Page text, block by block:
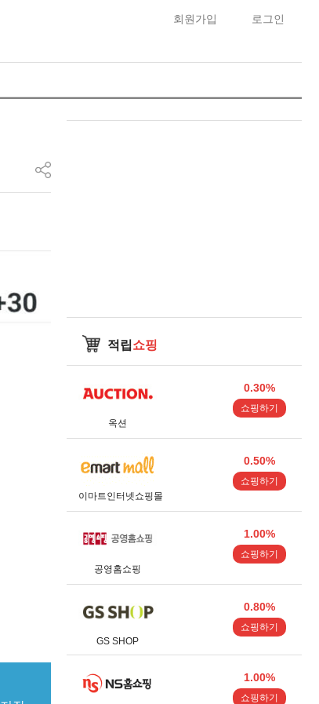
회원가입 로그인
적립쇼핑
옥션
0.30%
쇼핑하기
이마트인터넷쇼핑몰
0.50%
쇼핑하기
공영홈쇼핑
1.00%
쇼핑하기
GS SHOP
0.80%
쇼핑하기
1.00%
쇼핑하기